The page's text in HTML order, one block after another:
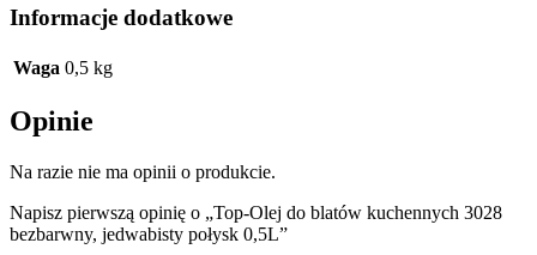
Informacje dodatkowe
Waga 0,5 kg
Opinie
Na razie nie ma opinii o produkcie.
Napisz pierwszą opinię o „Top-Olej do blatów kuchennych 3028
bezbarwny, jedwabisty połysk 0,5L”